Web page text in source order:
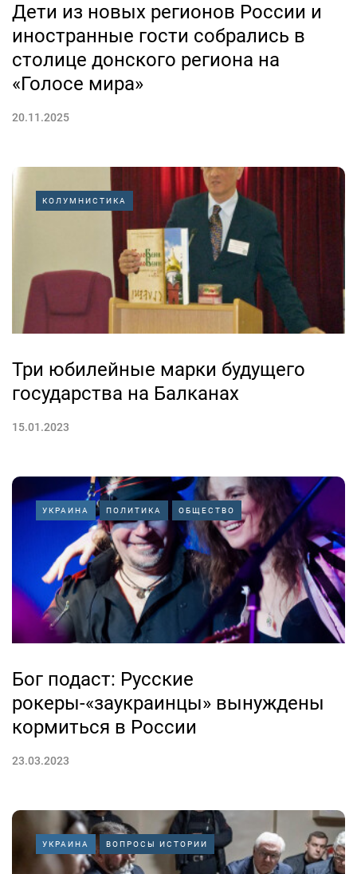
Дети из новых регионов России и
иностранные гости собрались в
столице донского региона на
«Голосе мира»
20.11.2025
КОЛУМНИСТИКА
Три юбилейные марки будущего
государства на Балканах
15.01.2023
УКРАИНА ПОЛИТИКА ОБЩЕСТВО
Бог подаст: Русские
рокеры-«заукраинцы» вынуждены
кормиться в России
23.03.2023
УКРАИНА ВОПРОСЫ ИСТОРИИ